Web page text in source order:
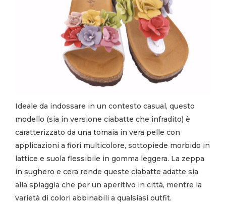
Ideale da indossare in un contesto casual, questo
modello (sia in versione ciabatte che infradito) è
caratterizzato da una tomaia in vera pelle con
applicazioni a fiori multicolore, sottopiede morbido in
lattice e suola flessibile in gomma leggera. La zeppa
in sughero e cera rende queste ciabatte adatte sia
alla spiaggia che per un aperitivo in città, mentre la
varietà di colori abbinabili a qualsiasi outfit.